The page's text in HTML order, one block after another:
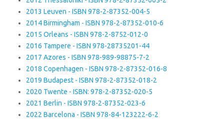
2013 Leuven - ISBN 978-2-87352-004-5
2014 Birmingham - ISBN 978-2-87352-010-6
2015 Orleans - ISBN 978-2-8752-012-0
2016 Tampere - ISBN 978-28735201-44
2017 Azores - ISBN 978-989-98875-7-2
2018 Copenhagen - ISBN 978-2-87352-016-8
2019 Budapest - ISBN 978-2-87352-018-2
2020 Twente - ISBN: 978-2-87352-020-5
2021 Berlin - ISBN 978-2-87352-023-6
2022 Barcelona - ISBN 978-84-123222-6-2